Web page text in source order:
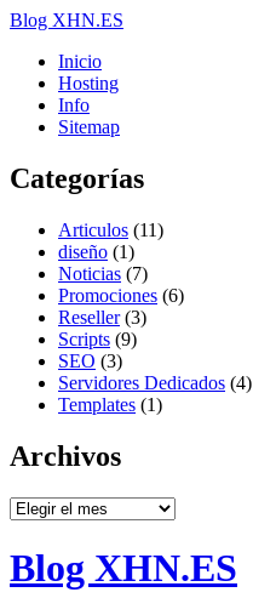
Blog XHN.ES
Inicio
Hosting
Info
Sitemap
Categorías
Articulos (11)
diseño (1)
Noticias (7)
Promociones (6)
Reseller(3)
Scripts (9)
SEO (3)
Servidores Dedicados (4)
Templates (1)
Archivos
Archivos
Blog XHN.ES